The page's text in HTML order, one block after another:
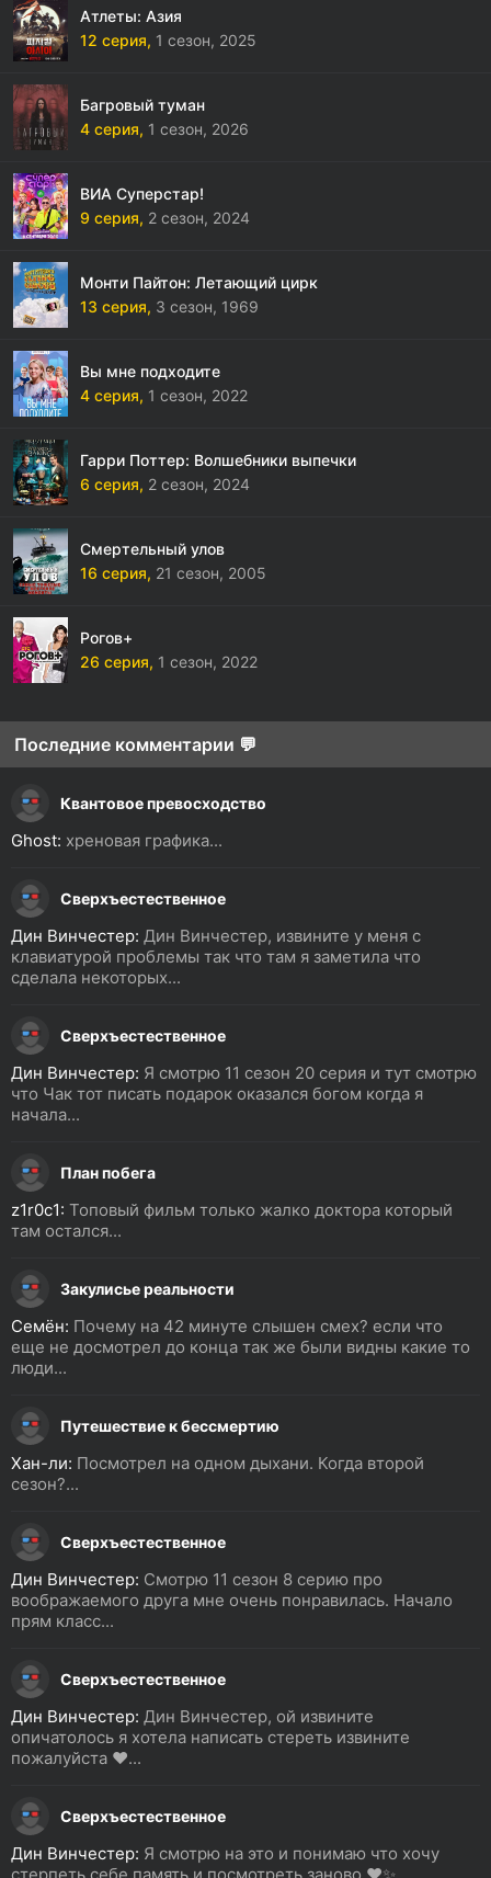
Атлеты: Азия
12 серия, 1 сезон, 2025
Багровый туман
4 серия, 1 сезон, 2026
ВИА Суперстар!
9 серия, 2 сезон, 2024
Монти Пайтон: Летающий цирк
13 серия, 3 сезон, 1969
Вы мне подходите
4 серия, 1 сезон, 2022
Гарри Поттер: Волшебники выпечки
6 серия, 2 сезон, 2024
Смертельный улов
16 серия, 21 сезон, 2005
Рогов+
26 серия, 1 сезон, 2022
Последние комментарии 💬
Квантовое превосходство
Ghost: хреновая графика...
Сверхъестественное
Дин Винчестер: Дин Винчестер, извините у меня с
клавиатурой проблемы так что там я заметила что
сделала некоторых...
Сверхъестественное
Дин Винчестер: Я смотрю 11 сезон 20 серия и тут смотрю
что Чак тот писать подарок оказался богом когда я
начала...
План побега
z1r0c1: Топовый фильм только жалко доктора который
там остался...
Закулисье реальности
Семён: Почему на 42 минуте слышен смех? если что
еще не досмотрел до конца так же были видны какие то
люди...
Путешествие к бессмертию
Хан-ли: Посмотрел на одном дыхани. Когда второй
сезон?...
Сверхъестественное
Дин Винчестер: Смотрю 11 сезон 8 серию про
воображаемого друга мне очень понравилась. Начало
прям класс...
Сверхъестественное
Дин Винчестер: Дин Винчестер, ой извините
опичатолось я хотела написать стереть извините
пожалуйста ❤️...
Сверхъестественное
Дин Винчестер: Я смотрю на это и понимаю что хочу